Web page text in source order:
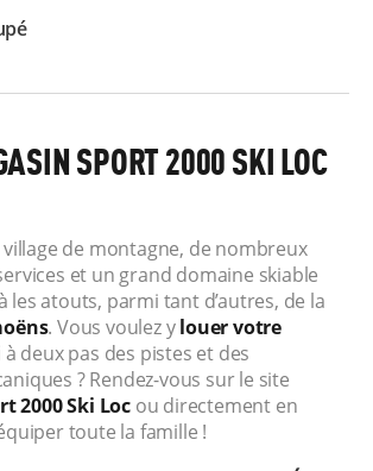
SPORT 2000 SKI LOC
village de montagne, de nombreux
et un grand domaine skiable
les atouts, parmi tant d’autres, de la
. Vous voulez ylouer votre
à deux pas des pistes et des
? Rendez-vous sur le site
2000 Ski Loc ou directement en
toute la famille !